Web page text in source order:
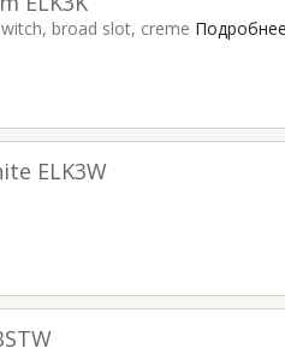
broad slot, creme Подробнее
ELK3W